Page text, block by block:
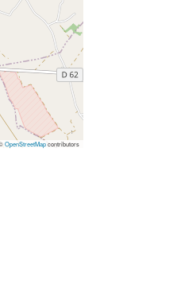
OpenStreetMapcontributors